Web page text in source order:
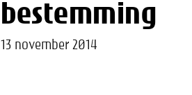
bestemming
13 november 2014